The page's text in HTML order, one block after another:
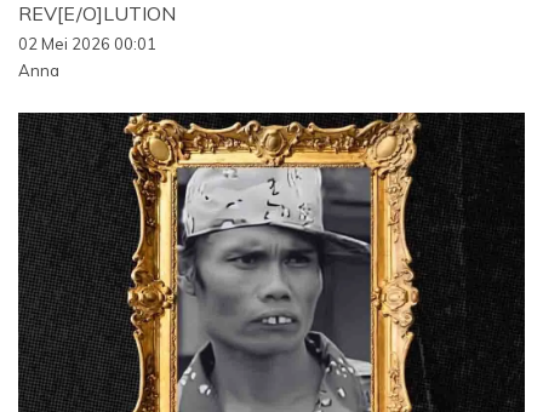
REV[E/O]LUTION
02 Mei 2026 00:01
Anna